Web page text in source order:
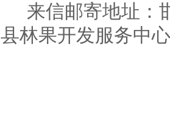
来信邮寄地址：
县林果开发服务中心